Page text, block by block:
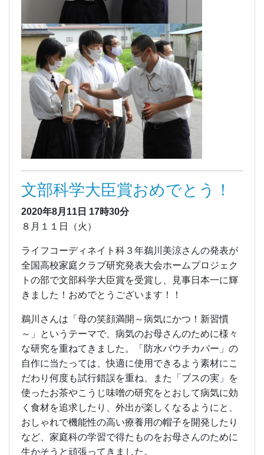
文部科学大臣賞おめでとう！
2020年8月11日 17時30分
８月１１日（火）
ライフコーディネイト科３年鵜川美涼さんの発表が
全国高校家庭クラブ研究発表大会ホームプロジェク
トの部で文部科学大臣賞を受賞し、見事日本一に輝
きました！おめでとうございます！！
鵜川さんは「母の笑顔満開～病気にかつ！新習慣
～」というテーマで、病気のお母さんのために様々
な研究を重ねてきました。「防水パウチカバー」の
自作に当たっては、快適に使用できるよう素材にこ
だわり何度も試行錯誤を重ね、また「ブスの実」を
使ったお茶やこうじ味噌の研究をとおして病気に効
く食材を追求したり、外出が楽しくなるようにと、
おしゃれで機能性の高い療養用の帽子を開発したり
など、家庭科の学習で得たものをお母さんのために
生かそうと頑張ってきました。